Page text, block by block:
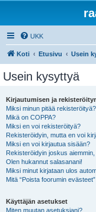
UKK
Koti Etusivu Usein
Usein kysyttyä
Kirjautumisen ja
Miksi minun pitää rekisteröityä?
Mikä on COPPA?
Miksi en voi rekisteröityä?
Rekisteröidyin, mutta en voi
Miksi en voi kirjautua sisään?
Rekisteröidyin joskus
Olen hukannut salasanani!
Miksi minut kirjataan ulos
Mitä “Poista foorumin
Käyttäjän asetukset
Miten muutan asetuksiani?